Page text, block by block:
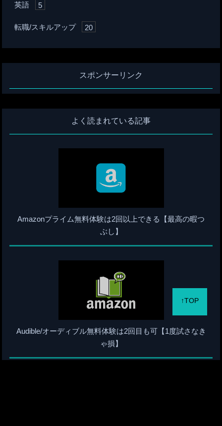
英語 5
転職/スキルアップ 20
スポンサーリンク
よく読まれている記事
Amazonプライム無料体験は2回以上できる【最高の暇つ
ぶし】
Audible/オーディブル無料体験は2回目も可【1度試さなき
ゃ損】
↑TOP